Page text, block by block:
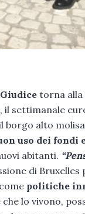
torna alla
, il settimanale
borgo alto
uso dei fondi
abitanti.
di
politiche
lo vivono,